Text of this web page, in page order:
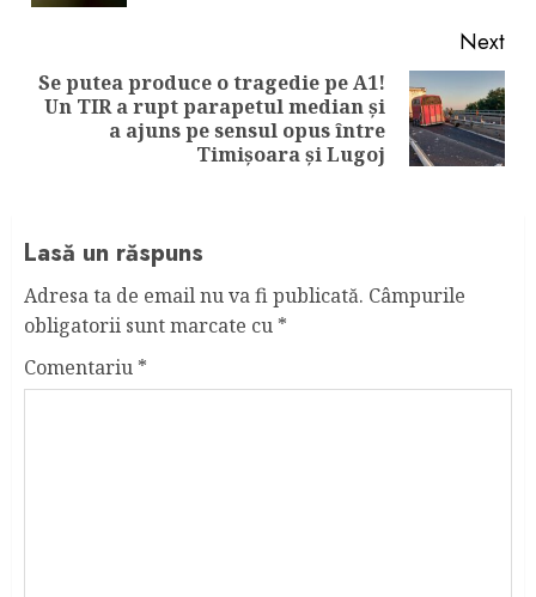
Next
Next
Se putea produce o tragedie pe A1!
Un TIR a rupt parapetul median și
a ajuns pe sensul opus între
Timișoara și Lugoj
Lasă un răspuns
Adresa ta de email nu va fi publicată. Câmpurile
obligatorii sunt marcate cu *
Comentariu *